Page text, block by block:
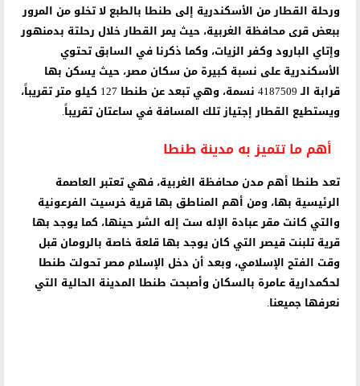
ورحلة القطار من الأسكندرية إلى طنطا بالطبع لا تخلو من المرور
ببعض قرى محافظة الغربية، حيث يمر القطار خلال رحلتة بدمنهور
وإتاي البارود وكفر الزيات، وكما ذكرنا في السابق تحتوي
الأسكندرية على نسبة كبيرة من سكان مصر، حيث يسكن بها
قرابة الـ 4187509 نسمة، وهي تبعد عن طنطا 127 كيلو متر تقريباً،
ويستطيع القطار إجتياز تلك المسافة في ساعتان تقريباً.
أهم ما تتميز به مدينة طنطا
تعد طنطا أهم مدن محافظة الغربية، فهي تعتبر العاصمة
الرئيسية بها، ومن أهم المناطق بها قرية خرسيت الفرعونية
والتي كانت مقر عبادة الإله ست إله الشر حينها، كما يوجد بها
قرية تلبنت قيصر التي كان يوجد بها قلعة خاصة بالرومان قبل
وقت الفتح الإسلامي، وبعد أن دخل الإسلام مصر تحولت طنطا
لحكمدارية عامرة بالسكان وأصبحت طنطا المدينة الحالية التي
نعرفها جميعنا.